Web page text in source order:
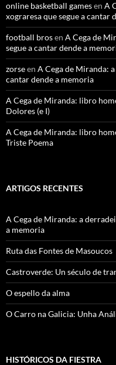
online basketball gamesen A
xograresa que segue a cantar
football brosen A Cega de
segue a cantar dende a
zorseen A Cega de Miranda:
cantar dende a memoria
A Cega de Miranda: libro
Dolores (e I)
A Cega de Miranda: libro
Triste Poema
ARTIGOS RECENTES
A Cega de Miranda: a
a memoria
Ruta das Fontes de Masoucos
Castroverde: Un século de
O espello da alma
O Carro na Galicia: Unha
HISTÓRICOS DA FIESTRA